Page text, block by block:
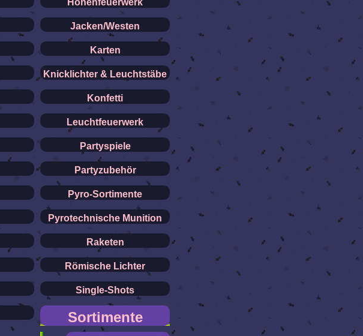
Höhenfeuerwerk
Jacken/Westen
Karten
Knicklichter & Leuchtstäbe
Konfetti
Leuchtfeuerwerk
Partyspiele
Partyzubehör
Pyro-Sortimente
Pyrotechnische Munition
Raketen
Römische Lichter
Single-Shots
Sortimente